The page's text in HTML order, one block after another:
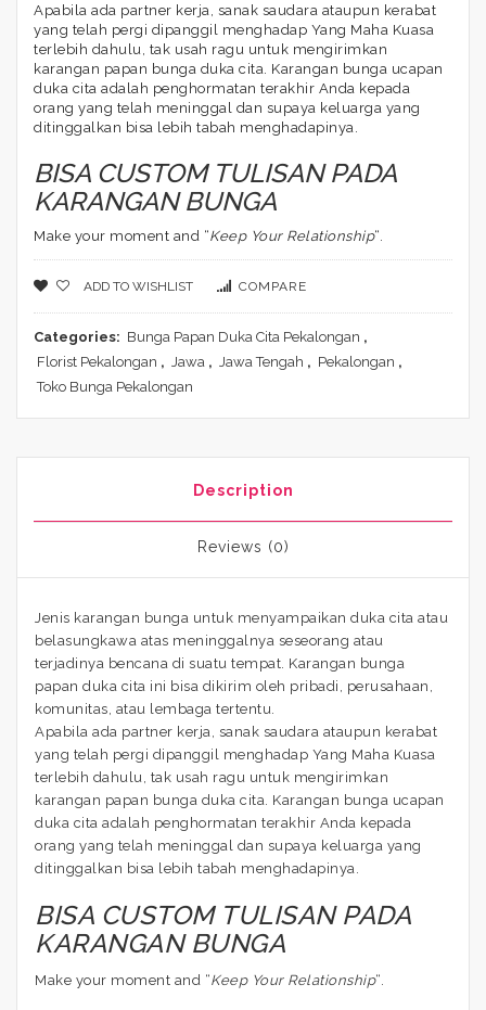
Apabila ada partner kerja, sanak saudara ataupun kerabat
yang telah pergi dipanggil menghadap Yang Maha Kuasa
terlebih dahulu, tak usah ragu untuk mengirimkan
karangan papan bunga duka cita. Karangan bunga ucapan
duka cita adalah penghormatan terakhir Anda kepada
orang yang telah meninggal dan supaya keluarga yang
ditinggalkan bisa lebih tabah menghadapinya.
BISA CUSTOM TULISAN PADA
KARANGAN BUNGA
Make your moment and “Keep Your Relationship“.
ADD TO WISHLIST COMPARE
Categories: Bunga Papan Duka Cita Pekalongan ,
Florist Pekalongan , Jawa , Jawa Tengah , Pekalongan ,
Toko Bunga Pekalongan
Description
Reviews (0)
Jenis karangan bunga untuk menyampaikan duka cita atau
belasungkawa atas meninggalnya seseorang atau
terjadinya bencana di suatu tempat. Karangan bunga
papan duka cita ini bisa dikirim oleh pribadi, perusahaan,
komunitas, atau lembaga tertentu.
Apabila ada partner kerja, sanak saudara ataupun kerabat
yang telah pergi dipanggil menghadap Yang Maha Kuasa
terlebih dahulu, tak usah ragu untuk mengirimkan
karangan papan bunga duka cita. Karangan bunga ucapan
duka cita adalah penghormatan terakhir Anda kepada
orang yang telah meninggal dan supaya keluarga yang
ditinggalkan bisa lebih tabah menghadapinya.
BISA CUSTOM TULISAN PADA
KARANGAN BUNGA
Make your moment and “Keep Your Relationship“.